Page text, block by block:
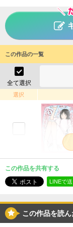
気付くのだった…！！
やち
作者 遠野
掲載誌 コミ
出版社 講談社
この作品の一覧
全て選択
選択
この作品を共有する
LINEで
この作品を読